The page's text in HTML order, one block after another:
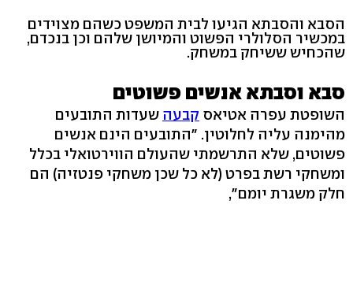
הסבא והסבתא הגיעו לבית המשפט כשהם מצוידים
במכשיר הסלולרי הפשוט והמיושן שלהם וכן בנכדם,
שהכחיש ששיחק במשחק.
סבא וסבתא אנשים פשוטים
השופטת עפרה אטיאס קבעה שעדות התובעים
מהימנה עליה לחלוטין. "התובעים הינם אנשים
פשוטים, שלא התרשמתי שהעולם הווירטואלי בכלל
ומשחקי רשת בפרט (לא כל שכן משחקי פנטזיה) הם
חלק משגרת יומם",